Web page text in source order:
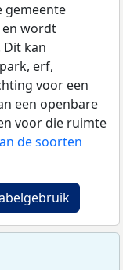
gemeente
en wordt
kan
erf,
voor een
een openbare
voor die ruimte
de soorten